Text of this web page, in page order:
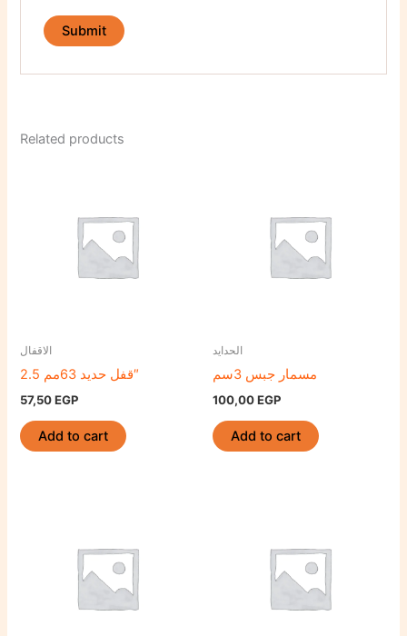
Related products
الاقفال
قفل حديد 63مم 2.5″
57,50EGP
Add to cart
الحدايد
مسمار جبس 3سم
100,00EGP
Add to cart